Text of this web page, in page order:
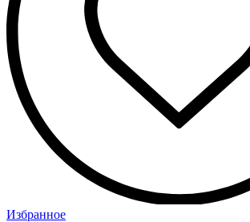
Избранное